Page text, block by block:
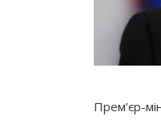
Прем’єр-